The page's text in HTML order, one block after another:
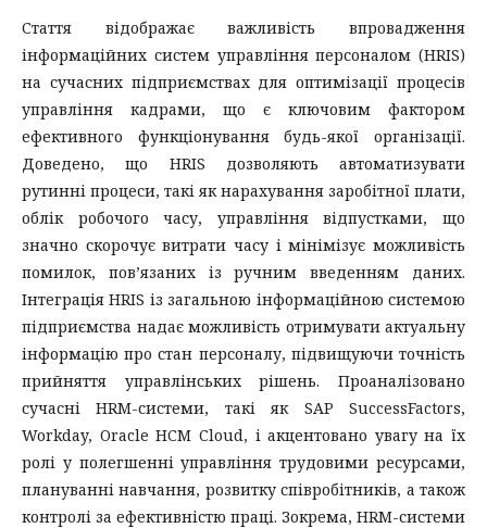
Стаття відображає важливість впровадження
інформаційних систем управління персоналом (HRIS)
на сучасних підприємствах для оптимізації процесів
управління кадрами, що є ключовим фактором
ефективного функціонування будь-якої організації.
Доведено, що HRIS дозволяють автоматизувати
рутинні процеси, такі як нарахування заробітної плати,
облік робочого часу, управління відпустками, що
значно скорочує витрати часу і мінімізує можливість
помилок, пов’язаних із ручним введенням даних.
Інтеграція HRIS із загальною інформаційною системою
підприємства надає можливість отримувати актуальну
інформацію про стан персоналу, підвищуючи точність
прийняття управлінських рішень. Проаналізовано
сучасні HRM-системи, такі як SAP SuccessFactors,
Workday, Oracle HCM Cloud, і акцентовано увагу на їх
ролі у полегшенні управління трудовими ресурсами,
плануванні навчання, розвитку співробітників, а також
контролі за ефективністю праці. Зокрема, HRM-системи